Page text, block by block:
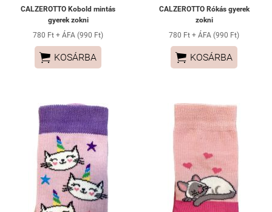
CALZEROTTO Kobold mintás
gyerek zokni
780 Ft + ÁFA (990 Ft)
 KOSÁRBA
CALZEROTTO Rókás gyerek
zokni
780 Ft + ÁFA (990 Ft)
 KOSÁRBA